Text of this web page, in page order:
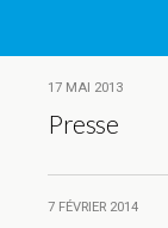
17 MAI 2013
Presse
7 FÉVRIER 2014